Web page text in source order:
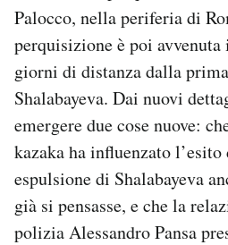
Palocco, nella periferia di
perquisizione è poi
giorni di distanza dalla
Shalabayeva. Dai nuovi
emergere due cose nuove:
kazaka ha influenzato
espulsione di Shalabayeva
già si pensasse, e che la
polizia Alessandro Pansa